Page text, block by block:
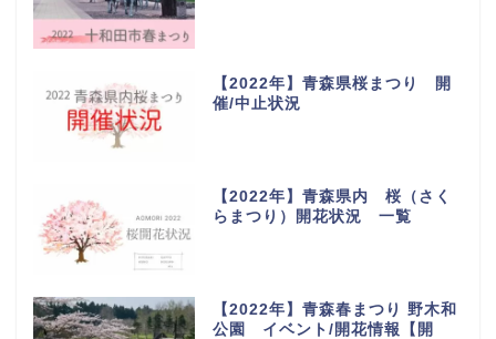
【2022年】青森県桜まつり 開
催/中止状況
【2022年】青森県内 桜（さく
らまつり）開花状況 一覧
【2022年】青森春まつり 野木和
公園 イベント/開花情報【開